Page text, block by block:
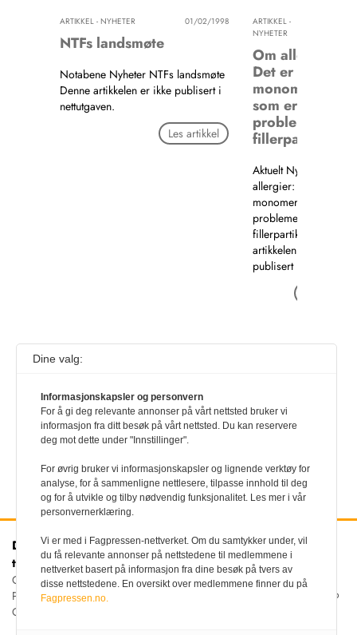
ARTIKKEL - NYHETER 01/02/1998
NTFs landsmøte
Notabene Nyheter NTFs landsmøte
Denne artikkelen er ikke publisert i
nettutgaven.
Les artikkel
ARTIKKEL -
NYHETER
Om allergier:
Det er
monomerene
som er
problemet, ikke
fillerpartiklene
Aktuelt Nyheter Om
allergier: Det er
monomerene som er
problemet, ikke
fillerpartiklene Denne
artikkelen er ikke
publisert i nettutgaven.
Den norske
tannlegeforenings Tidende
Christiania Torv 5, 0158 Oslo
Postboks 2073 Vika, 0125
OSLO
Kontakt oss
Tlf:22 54 74 00
E-post:
tidende@tannlegeforeningen.no
Dine valg:
Informasjonskapsler og personvern
For å gi deg relevante annonser på vårt nettsted bruker vi
informasjon fra ditt besøk på vårt nettsted. Du kan reservere
deg mot dette under "Innstillinger".
For øvrig bruker vi informasjonskapsler og lignende verktøy for
analyse, for å sammenligne nettlesere, tilpasse innhold til deg
og for å utvikle og tilby nødvendig funksjonalitet. Les mer i vår
personvernerklæring.
Vi er med i Fagpressen-nettverket. Om du samtykker under, vil
du få relevante annonser på nettstedene til medlemmene i
nettverket basert på informasjon fra dine besøk på tvers av
disse nettstedene. En oversikt over medlemmene finner du på
Fagpressen.no.